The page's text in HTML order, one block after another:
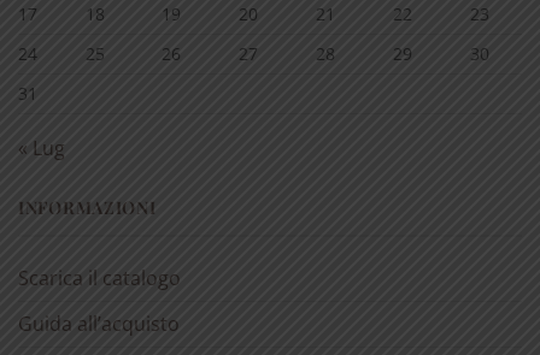
17
18 19 20 21 22
23
24
25 26 27 28 29
30
31
« Lug
INFORMAZIONI
Scarica il catalogo
Guida all’acquisto